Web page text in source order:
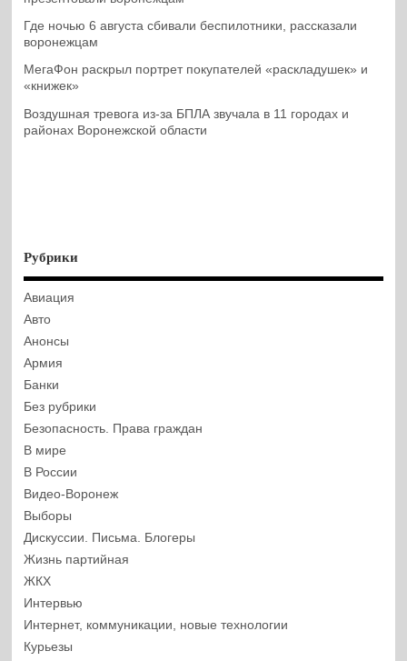
Где ночью 6 августа сбивали беспилотники, рассказали
воронежцам
МегаФон раскрыл портрет покупателей «раскладушек» и
«книжек»
Воздушная тревога из-за БПЛА звучала в 11 городах и
районах Воронежской области
Рубрики
Авиация
Авто
Анонсы
Армия
Банки
Без рубрики
Безопасность. Права граждан
В мире
В России
Видео-Воронеж
Выборы
Дискуссии. Письма. Блогеры
Жизнь партийная
ЖКХ
Интервью
Интернет, коммуникации, новые технологии
Курьезы